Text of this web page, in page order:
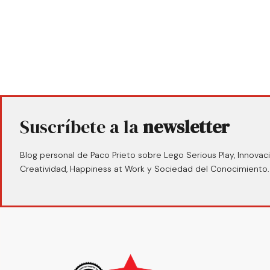
Suscríbete a lanewsletter
Blog personal de Paco Prieto sobre Lego Serious Play,
Creatividad, Happiness at Work y Sociedad del Conocimiento.